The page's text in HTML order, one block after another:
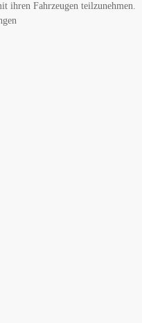
ihren Fahrzeugen teilzunehmen.